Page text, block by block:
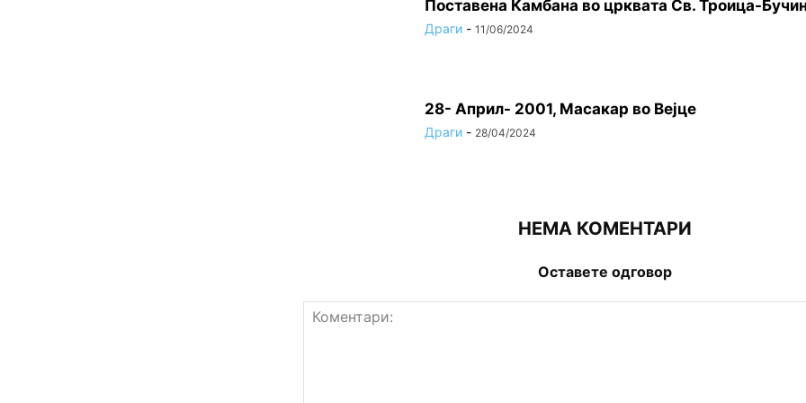
Поставена Камбана во црквата Св. Троица-
Драги - 11/06/2024
28- Април- 2001, Масакар во Вејце
Драги - 28/04/2024
НЕМА КОМЕНТАРИ
Оставете одговор